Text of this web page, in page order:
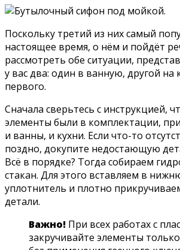
Поскольку третий из них самый
настоящее время, о нём и пойдёт
рассмотреть обе ситуации,
у вас два: один в ванную, другой на
первого.
Сначала сверьтесь с инструкцией,
элементы были в комплектации,
и ванны, и кухни. Если что-то
поздно, докупите недостающую
Всё в порядке? Тогда собираем
стакан. Для этого вставляем в
уплотнитель и плотно
детали.
Важно! При всех работах с
закручивайте элементы